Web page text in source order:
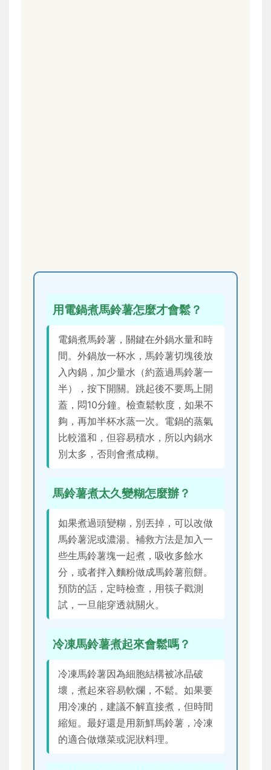
用電鍋煮馬鈴薯怎麼才會鬆？
電鍋煮馬鈴薯，關鍵在外鍋水量和時
間。外鍋放一杯水，馬鈴薯切塊後放
入內鍋，加少量水（約蓋過馬鈴薯一
半），按下開關。跳起後不要馬上開
蓋，悶10分鐘。檢查鬆軟度，如果不
夠，再加半杯水蒸一次。電鍋的蒸氣
比較溫和，但容易積水，所以內鍋水
別太多，否則會煮成糊。
馬鈴薯煮太久變糊怎麼辦？
如果煮過頭變糊，別丟掉，可以改做
馬鈴薯泥或濃湯。補救方法是加入一
些生馬鈴薯塊一起煮，吸收多餘水
分，或者拌入麵粉做成馬鈴薯煎餅。
預防的話，定時檢查，用筷子戳測
試，一旦能穿透就關火。
冷凍馬鈴薯煮起來會鬆嗎？
冷凍馬鈴薯因為細胞結構被冰晶破
壞，煮起來容易軟爛，不鬆。如果要
用冷凍的，建議不解直接煮，但時間
縮短。最好還是用新鮮馬鈴薯，冷凍
的適合做燉菜或泥狀料理。